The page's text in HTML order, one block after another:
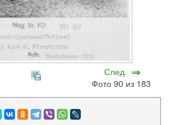
След.
Фото 90 из 183